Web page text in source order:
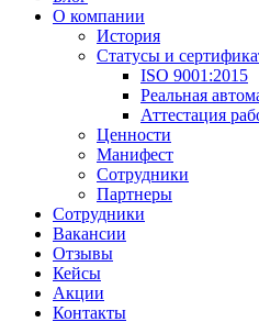
О компании
История
Статусы и
ISO 9001:2015
Реальная
Аттестация
Ценности
Манифест
Сотрудники
Партнеры
Сотрудники
Вакансии
Отзывы
Кейсы
Акции
Контакты